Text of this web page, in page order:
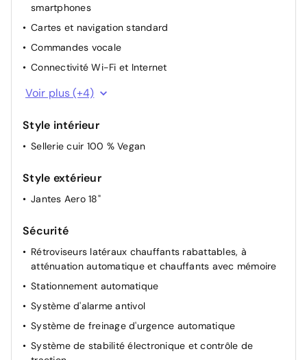
Coffre AV + Coffre AR (542 litres)
smartphones
Cartes et navigation standard
Commandes vocale
Connectivité Wi-Fi et Internet
Conversation mains libres avec Bluetooth
Médias FM / DAB et connectivité Bluetooth
8 caméras, 12 capteurs ultrasons 360° et radar AV
Voir plus (+4)
Style intérieur
Sellerie cuir 100 % Vegan
Style extérieur
Jantes Aero 18"
Sécurité
Rétroviseurs latéraux chauffants rabattables, à
atténuation automatique et chauffants avec mémoire
Stationnement automatique
Système d'alarme antivol
Système de freinage d'urgence automatique
Système de stabilité électronique et contrôle de